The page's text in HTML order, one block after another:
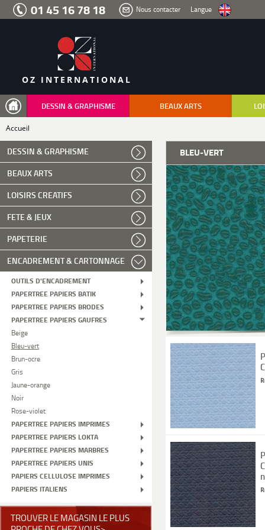
Aller
menu
recherche
01 45 16 78 18 Nous contacter Langue
OZ INTERNATIONAL
DESSIN & GRAPHISME BEAUX ARTS
Accueil
DESSIN & GRAPHISME
BEAUX ARTS
LOISIRS CREATIFS
FETE & JEUX
PAPETERIE
ENCADREMENT & CARTONNAGE
OUTILS D'ENCADREMENT
PAPERTREE PAPIERS BATIK
PAPERTREE PAPIERS BRODES
PAPERTREE PAPIERS GAUFRES
Beige
Bleu-vert
Brun-ocre
Gris
Jaune-orange
Noir
Rose-violet
PAPERTREE PAPIERS IMPRIMES
PAPERTREE PAPIERS LOKTA
PAPERTREE PAPIERS MARBRES
PAPERTREE PAPIERS UNIS
PAPIERS CELLULOSE IMPRIMES
PAPIERS ITALIENS
TROUVER LE MAGASIN LE PLUS
BLEU-VERT